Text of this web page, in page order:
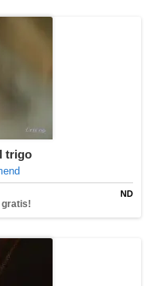
trigo
ND
gratis!